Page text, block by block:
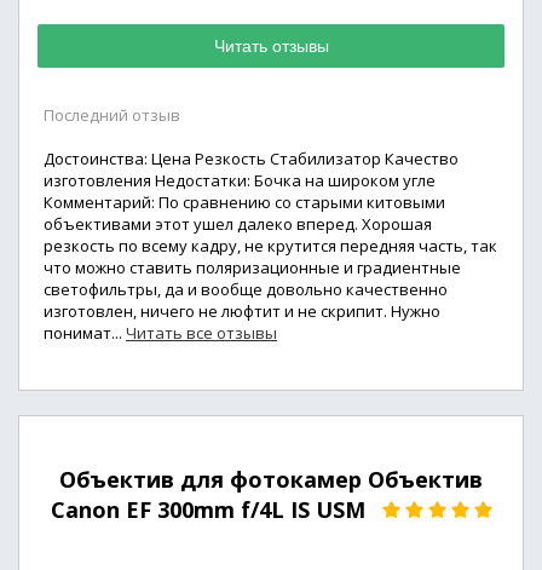
Читать отзывы
Последний отзыв
Достоинства: Цена Резкость Стабилизатор Качество
изготовления Недостатки: Бочка на широком угле
Комментарий: По сравнению со старыми китовыми
объективами этот ушел далеко вперед. Хорошая
резкость по всему кадру, не крутится передняя часть, так
что можно ставить поляризационные и градиентные
светофильтры, да и вообще довольно качественно
изготовлен, ничего не люфтит и не скрипит. Нужно
понимат... Читать все отзывы
Объектив для фотокамер Объектив
Canon EF 300mm f/4L IS USM